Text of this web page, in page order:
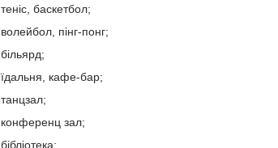
теніс, баскетбол;
волейбол, пінг-понг;
більярд;
їдальня, кафе-бар;
танцзал;
конференц зал;
бібліотека;